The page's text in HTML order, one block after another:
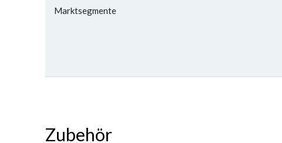
Marktsegmente
Zubehör